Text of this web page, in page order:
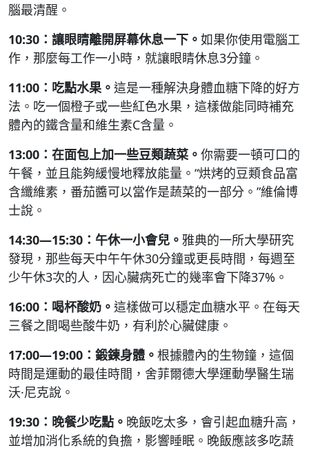
腦最清醒。
10:30：讓眼睛離開屏幕休息一下。 如果你使用電腦工
作，那麼每工作一小時，就讓眼睛休息3分鐘。
11:00：吃點水果。 這是一種解決身體血糖下降的好方
法。吃一個橙子或一些紅色水果，這樣做能同時補充
體內的鐵含量和維生素C含量。
13:00：在面包上加一些豆類蔬菜。 你需要一頓可口的
午餐，並且能夠緩慢地釋放能量。“烘烤的豆類食品富
含纖維素，番茄醬可以當作是蔬菜的一部分。”維倫博
士說。
14:30―15:30：午休一小會兒。 雅典的一所大學研究
發現，那些每天中午午休30分鐘或更長時間，每週至
少午休3次的人，因心臟病死亡的幾率會下降37%。
16:00：喝杯酸奶。 這樣做可以穩定血糖水平。在每天
三餐之間喝些酸牛奶，有利於心臟健康。
17:00―19:00：鍛鍊身體。 根據體內的生物鐘，這個
時間是運動的最佳時間，舍菲爾德大學運動學醫生瑞
沃·尼克說。
19:30：晚餐少吃點。 晚飯吃太多，會引起血糖升高，
並增加消化系統的負擔，影響睡眠。晚飯應該多吃蔬